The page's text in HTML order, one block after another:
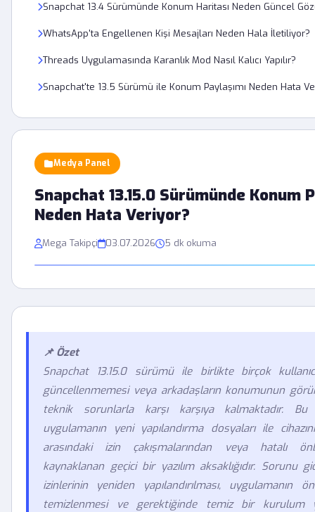
Medya Panel
Snapchat 13.15.0 Sürümünde Konum
Neden Hata Veriyor?
Mega Takipçi 03.07.2026 5 dk okuma
📌 Özet
Snapchat 13.15.0 sürümü ile birlikte birçok
güncellenmemesi veya arkadaşların konumunun
teknik sorunlarla karşı karşıya kalmaktadır.
uygulamanın yeni yapılandırma dosyaları ile
arasındaki izin çakışmalarından veya hatalı
kaynaklanan geçici bir yazılım aksaklığıdır. Sorunu
izinlerinin yeniden yapılandırılması, uygulamanın
temizlenmesi ve gerektiğinde temiz bir kurulum
Snapchat 13.4 Sürümünde Konum Haritası Neden Güncel
WhatsApp'ta Engellenen Kişi Mesajları Neden Hala İletiliyor?
Threads Uygulamasında Karanlık Mod Nasıl Kalıcı Yapılır?
Snapchat'te 13.5 Sürümü ile Konum Paylaşımı Neden Hata